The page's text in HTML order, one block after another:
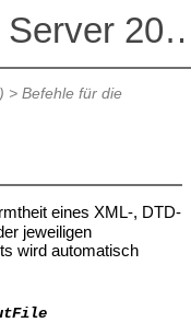
Altova
> Befehle für die
eines XML-, DTD-
jeweiligen
wird automatisch